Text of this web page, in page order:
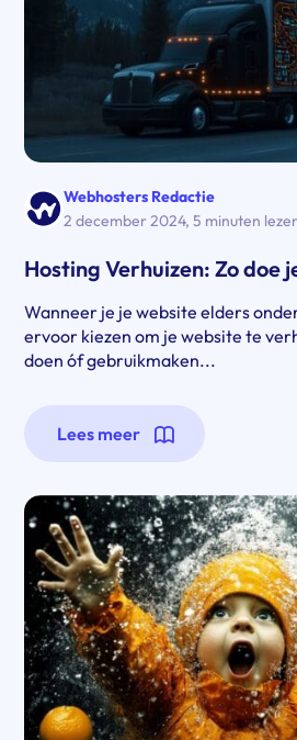
Webhosters Redactie
2 december 2024,5 minuten
Hosting Verhuizen: Zo doe
Wanneer je je website elders
ervoor kiezen om je website te
doen óf gebruikmaken...
Lees meer